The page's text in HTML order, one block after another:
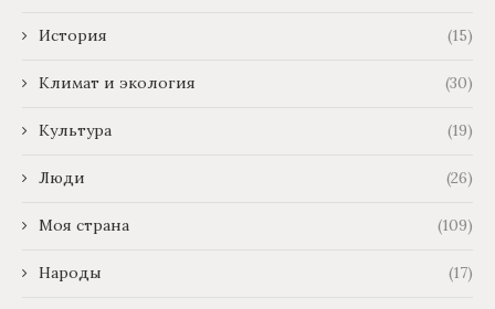
История (15)
Климат и экология (30)
Культура (19)
Люди (26)
Моя страна (109)
Народы (17)